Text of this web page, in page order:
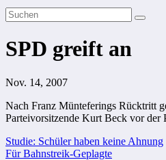
SPD greift an
Nov. 14, 2007
Nach Franz Münteferings Rücktritt
Parteivorsitzende Kurt Beck vor der
Beitragsnavigation
Studie: Schüler haben keine Ahnung
Für Bahnstreik-Geplagte